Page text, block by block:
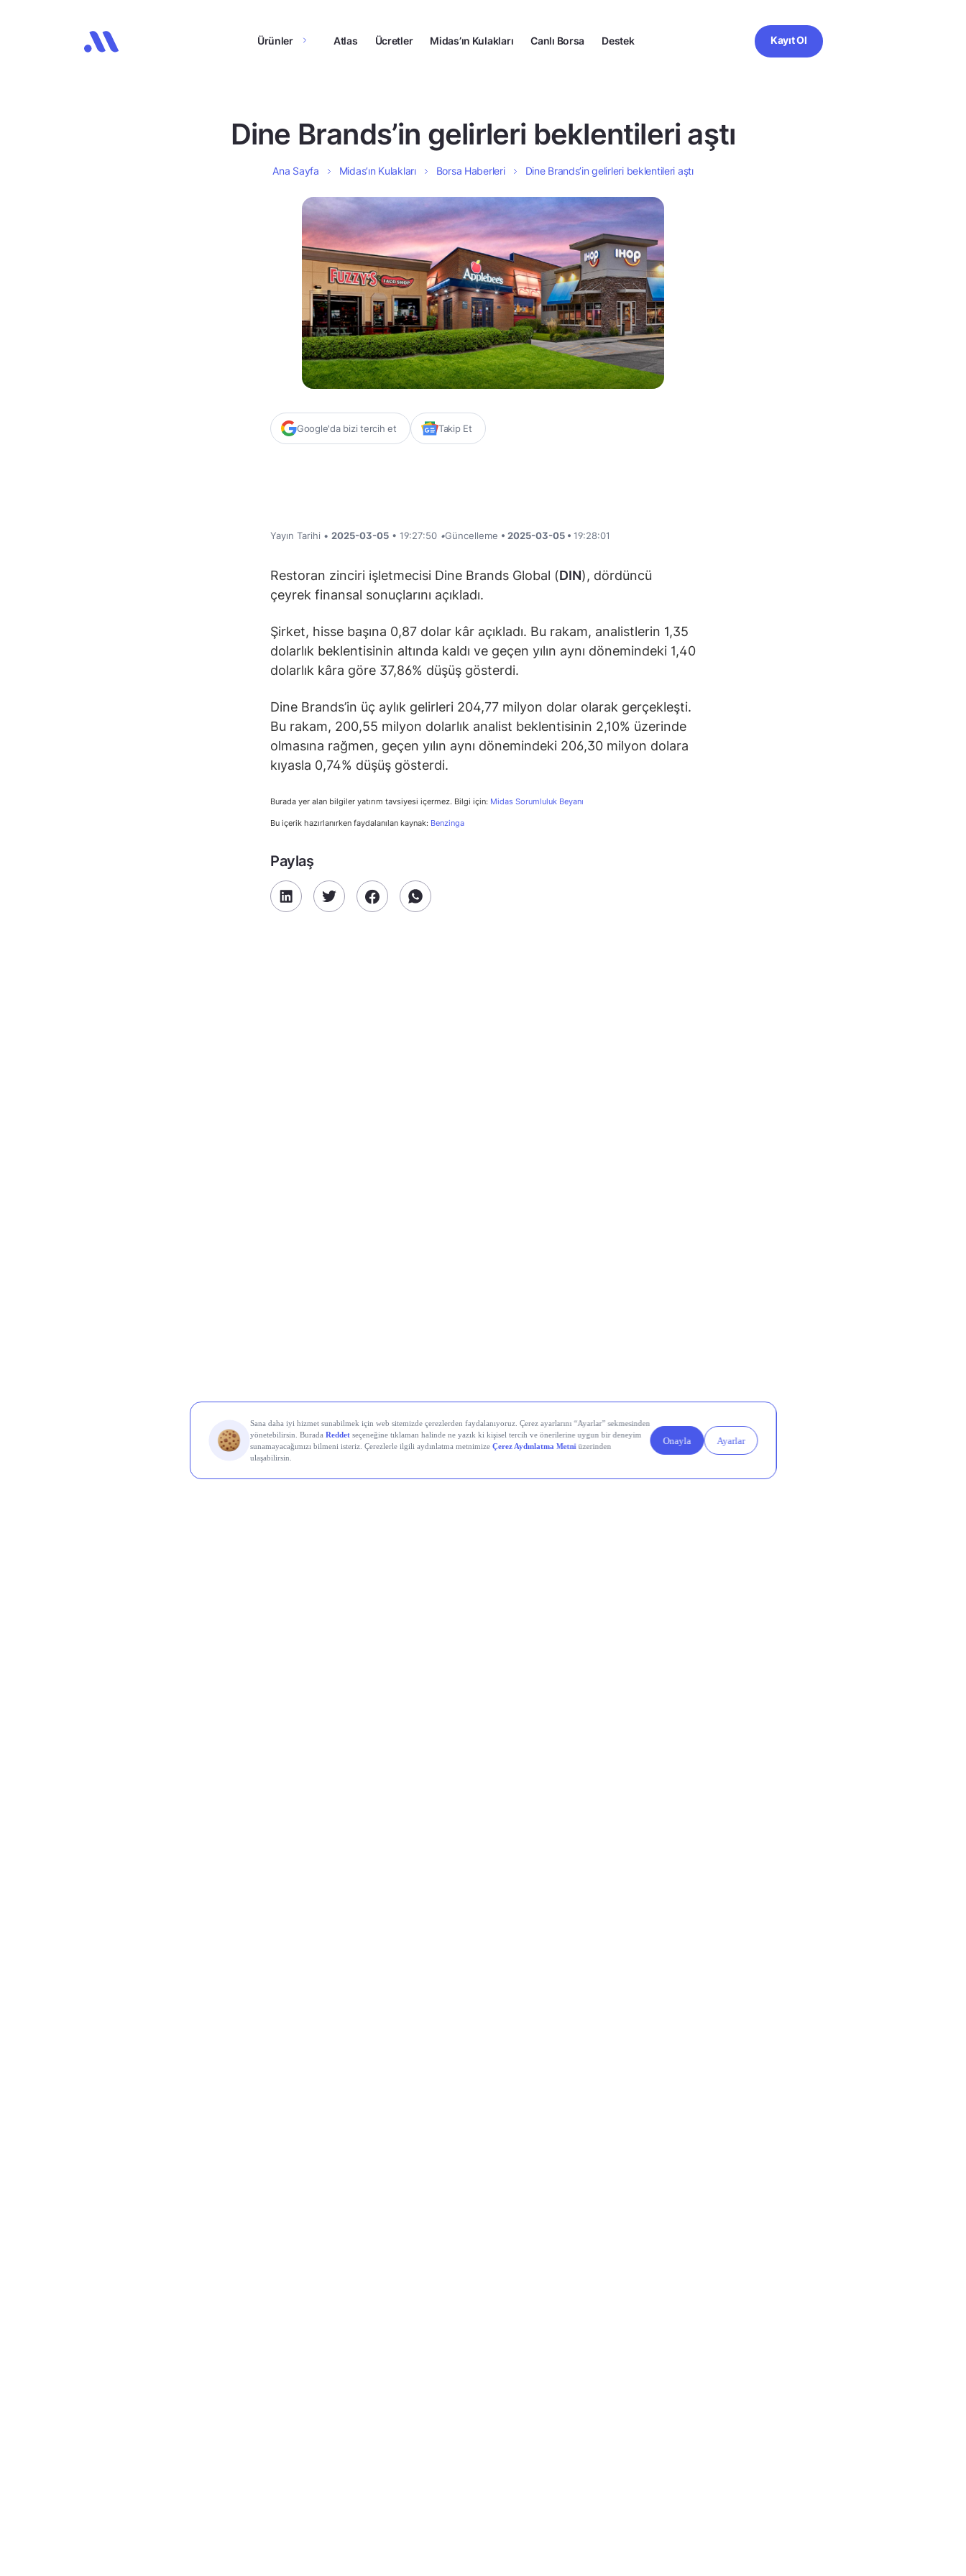
Ürünler Atlas Ücretler Midas’ın Kulakları Canlı Borsa Destek Kayıt Ol
Dine Brands’in gelirleri beklentileri aştı
Ana Sayfa Midas’ın Kulakları Borsa Haberleri Dine Brands’in gelirleri beklentileri aştı
Google'da bizi tercih et Takip Et
Yayın Tarihi • 2025-03-05 • 19:27:50 •Güncelleme • 2025-03-05 • 19:28:01
Restoran zinciri işletmecisi Dine Brands Global (DIN), dördüncü
çeyrek finansal sonuçlarını açıkladı.
Şirket, hisse başına 0,87 dolar kâr açıkladı. Bu rakam, analistlerin 1,35
dolarlık beklentisinin altında kaldı ve geçen yılın aynı dönemindeki 1,40
dolarlık kâra göre 37,86% düşüş gösterdi.
Dine Brands’in üç aylık gelirleri 204,77 milyon dolar olarak gerçekleşti.
Bu rakam, 200,55 milyon dolarlık analist beklentisinin 2,10% üzerinde
olmasına rağmen, geçen yılın aynı dönemindeki 206,30 milyon dolara
kıyasla 0,74% düşüş gösterdi.
Burada yer alan bilgiler yatırım tavsiyesi içermez. Bilgi için: Midas Sorumluluk Beyanı
Bu içerik hazırlanırken faydalanılan kaynak: Benzinga
Paylaş